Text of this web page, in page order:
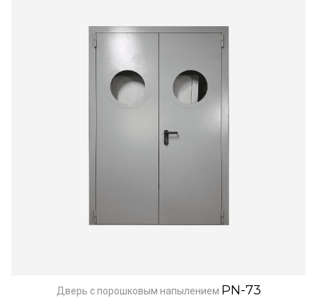
Дверь с порошковым напылением PN-73